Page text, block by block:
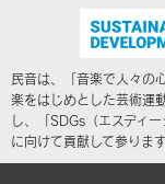
民音は、「音楽で人々の
楽をはじめとした芸術運
し、「SDGs（エスディ
に向けて貢献して参ります